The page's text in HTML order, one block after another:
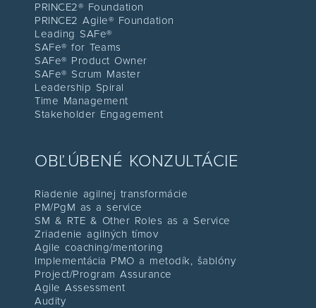
PRINCE2® Foundation
PRINCE2 Agile® Foundation
Leading SAFe®
SAFe® for Teams
SAFe® Product Owner
SAFe® Scrum Master
Leadership Spiral
Time Management
Stakeholder Engagement
OBĽÚBENÉ KONZULTÁCIE
Riadenie agilnej transformácie
PM/PgM as a service
SM & RTE & Other Roles as a Service
Zriadenie agilných tímov
Agile coaching/mentoring
Implementácia PMO a metodík, šablóny
Project/Program Assurance
Agile Assessment
Audity